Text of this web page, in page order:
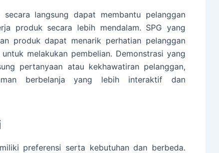
langsung dapat membantu pelanggan
produk secara lebih mendalam. SPG yang
produk dapat menarik perhatian pelanggan
melakukan pembelian. Demonstrasi yang
pertanyaan atau kekhawatiran pelanggan,
berbelanja yang lebih interaktif dan
preferensi serta kebutuhan dan berbeda.